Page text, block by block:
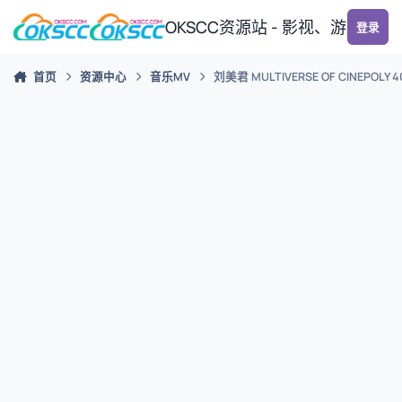
跳转到帖子
OKSCC资源站 - 影视、游戏、
登录
首页 资源中心 音乐MV 刘美君 MULTIVERSE OF